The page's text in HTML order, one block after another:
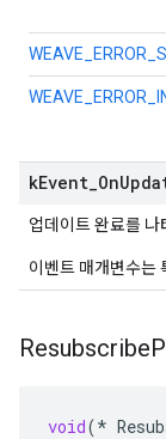
kEvent On
업데이트 완료를 나
이벤트 매개변수는
Resubscribe
void(*